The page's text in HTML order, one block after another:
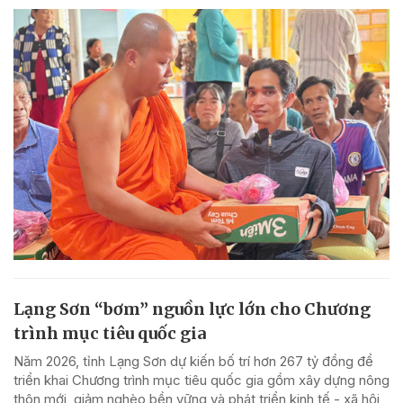
Lạng Sơn “bơm” nguồn lực lớn cho Chương
trình mục tiêu quốc gia
Năm 2026, tỉnh Lạng Sơn dự kiến bố trí hơn 267 tỷ đồng để
triển khai Chương trình mục tiêu quốc gia gồm xây dựng nông
thôn mới, giảm nghèo bền vững và phát triển kinh tế - xã hội